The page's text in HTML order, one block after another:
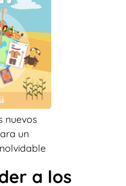
nuevos
un
a los